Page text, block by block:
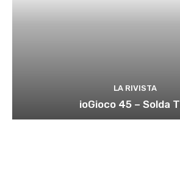
LA RIVISTA
ioGioco 45 – Solda